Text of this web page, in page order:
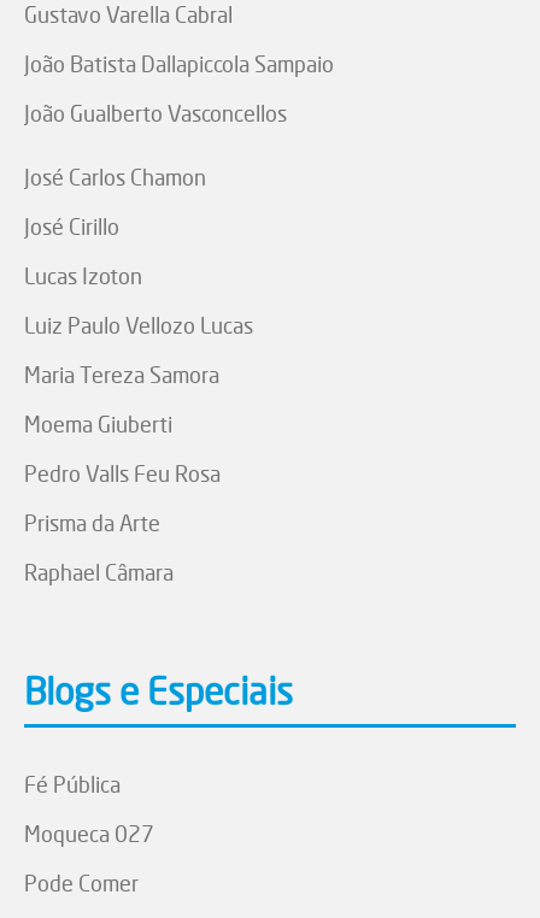
Gustavo Varella Cabral
João Batista Dallapiccola Sampaio
João Gualberto Vasconcellos
José Carlos Chamon
José Cirillo
Lucas Izoton
Luiz Paulo Vellozo Lucas
Maria Tereza Samora
Moema Giuberti
Pedro Valls Feu Rosa
Prisma da Arte
Raphael Câmara
Blogs e Especiais
Fé Pública
Moqueca 027
Pode Comer